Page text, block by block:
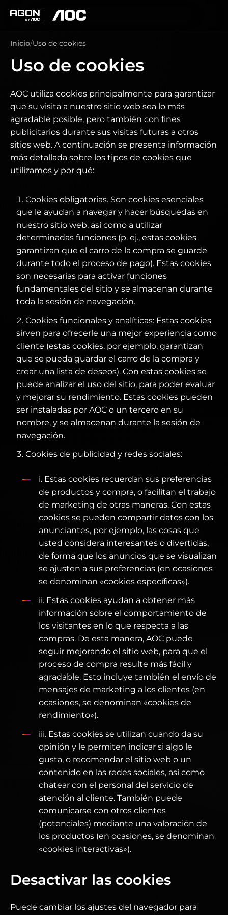
Inicio Uso de cookies
Uso de cookies
AOC utiliza cookies principalmente para garantizar
que su visita a nuestro sitio web sea lo más
agradable posible, pero también con fines
publicitarios durante sus visitas futuras a otros
sitios web. A continuación se presenta información
más detallada sobre los tipos de cookies que
utilizamos y por qué:
Cookies obligatorias. Son cookies esenciales
que le ayudan a navegar y hacer búsquedas en
nuestro sitio web, así como a utilizar
determinadas funciones (p. ej., estas cookies
garantizan que el carro de la compra se guarde
durante todo el proceso de pago). Estas cookies
son necesarias para activar funciones
fundamentales del sitio y se almacenan durante
toda la sesión de navegación.
Cookies funcionales y analíticas: Estas cookies
sirven para ofrecerle una mejor experiencia como
cliente (estas cookies, por ejemplo, garantizan
que se pueda guardar el carro de la compra y
crear una lista de deseos). Con estas cookies se
puede analizar el uso del sitio, para poder evaluar
y mejorar su rendimiento. Estas cookies pueden
ser instaladas por AOC o un tercero en su
nombre, y se almacenan durante la sesión de
navegación.
Cookies de publicidad y redes sociales:
i. Estas cookies recuerdan sus preferencias
de productos y compra, o facilitan el trabajo
de marketing de otras maneras. Con estas
cookies se pueden compartir datos con los
anunciantes, por ejemplo, las cosas que
usted considera interesantes o divertidas,
de forma que los anuncios que se visualizan
se ajusten a sus preferencias (en ocasiones
se denominan «cookies específicas»).
ii. Estas cookies ayudan a obtener más
información sobre el comportamiento de
los visitantes en lo que respecta a las
compras. De esta manera, AOC puede
seguir mejorando el sitio web, para que el
proceso de compra resulte más fácil y
agradable. Esto incluye también el envío de
mensajes de marketing a los clientes (en
ocasiones, se denominan «cookies de
rendimiento»).
iii. Estas cookies se utilizan cuando da su
opinión y le permiten indicar si algo le
gusta, o recomendar el sitio web o un
contenido en las redes sociales, así como
chatear con el personal del servicio de
atención al cliente. También puede
comunicarse con otros clientes
(potenciales) mediante una valoración de
los productos (en ocasiones, se denominan
«cookies interactivas»).
Desactivar las cookies
Puede cambiar los ajustes del navegador para